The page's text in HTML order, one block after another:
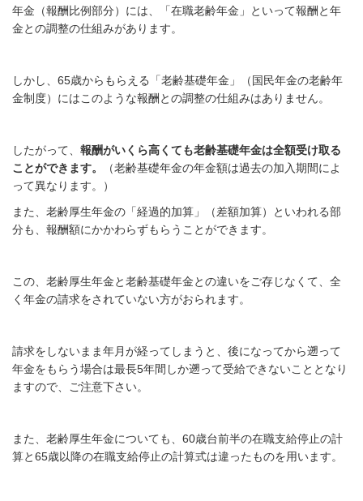
年金（報酬比例部分）には、「在職老齢年金」といって報酬と年
金との調整の仕組みがあります。
しかし、65歳からもらえる「老齢基礎年金」（国民年金の老齢年
金制度）にはこのような報酬との調整の仕組みはありません。
したがって、 報酬がいくら高くても老齢基礎年金は全額受け取る
ことができます。
（老齢基礎年金の年金額は過去の加入期間によ
って異なります。）
また、老齢厚生年金の「経過的加算」（差額加算）といわれる部
分も、報酬額にかかわらずもらうことができます。
この、老齢厚生年金と老齢基礎年金との違いをご存じなくて、全
く年金の請求をされていない方がおられます。
請求をしないまま年月が経ってしまうと、後になってから遡って
年金をもらう場合は最長5年間しか遡って受給できないこととなり
ますので、ご注意下さい。
また、老齢厚生年金についても、60歳台前半の在職支給停止の計
算と65歳以降の在職支給停止の計算式は違ったものを用います。